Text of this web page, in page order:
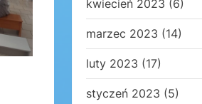
kwiecień 2023 (6)
marzec 2023 (14)
luty 2023 (17)
styczeń 2023 (5)